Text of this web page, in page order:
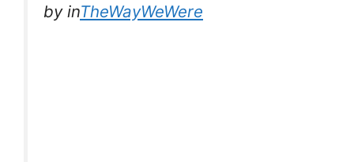
byinTheWayWeWere